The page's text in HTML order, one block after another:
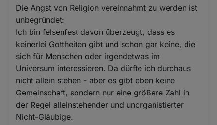
Die Angst von Religion vereinnahmt zu werden ist
unbegründet:
Ich bin felsenfest davon überzeugt, dass es
keinerlei Gottheiten gibt und schon gar keine, die
sich für Menschen oder irgendetwas im
Universum interessieren. Da dürfte ich durchaus
nicht allein stehen - aber es gibt eben keine
Gemeinschaft, sondern nur eine größere Zahl in
der Regel alleinstehender und unorganistierter
Nicht-Gläubige.